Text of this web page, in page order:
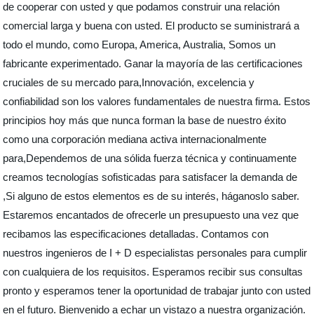
de cooperar con usted y que podamos construir una relación
comercial larga y buena con usted. El producto se suministrará a
todo el mundo, como Europa, America, Australia, Somos un
fabricante experimentado. Ganar la mayoría de las certificaciones
cruciales de su mercado para,Innovación, excelencia y
confiabilidad son los valores fundamentales de nuestra firma. Estos
principios hoy más que nunca forman la base de nuestro éxito
como una corporación mediana activa internacionalmente
para,Dependemos de una sólida fuerza técnica y continuamente
creamos tecnologías sofisticadas para satisfacer la demanda de
,Si alguno de estos elementos es de su interés, háganoslo saber.
Estaremos encantados de ofrecerle un presupuesto una vez que
recibamos las especificaciones detalladas. Contamos con
nuestros ingenieros de I + D especialistas personales para cumplir
con cualquiera de los requisitos. Esperamos recibir sus consultas
pronto y esperamos tener la oportunidad de trabajar junto con usted
en el futuro. Bienvenido a echar un vistazo a nuestra organización.